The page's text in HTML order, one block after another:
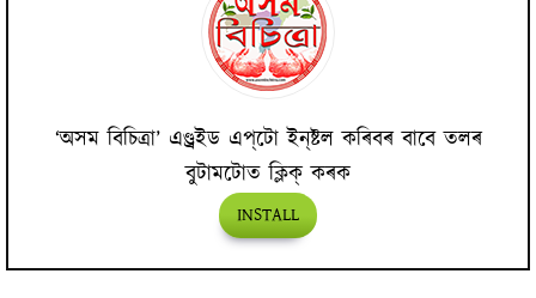
‘অসম বিচিত্ৰা’ এণ্ড্ৰইড এপ্‌টো ইন্‌ষ্টল কৰিবৰ বাবে তলৰ
বুটামটোত ক্লিক্ কৰক
INSTALL